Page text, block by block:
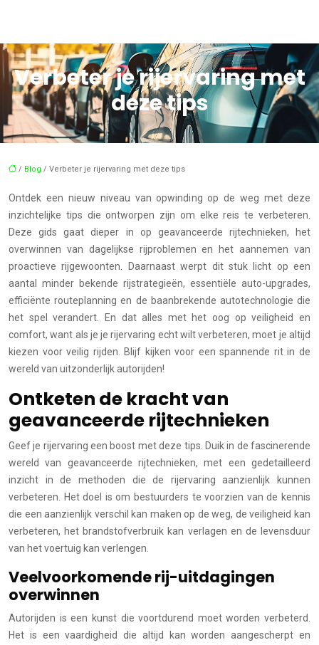
Verbeter je rijervaring met
deze tips
/ Blog / Verbeter je rijervaring met deze tips
Ontdek een nieuw niveau van opwinding op de weg met deze
inzichtelijke tips die ontworpen zijn om elke reis te verbeteren.
Deze gids gaat dieper in op geavanceerde rijtechnieken, het
overwinnen van dagelijkse rijproblemen en het aannemen van
proactieve rijgewoonten. Daarnaast werpt dit stuk licht op een
aantal minder bekende rijstrategieën, essentiële auto-upgrades,
efficiënte routeplanning en de baanbrekende autotechnologie die
het spel verandert. En dat alles met het oog op veiligheid en
comfort, want als je je rijervaring echt wilt verbeteren, moet je altijd
kiezen voor veilig rijden. Blijf kijken voor een spannende rit in de
wereld van uitzonderlijk autorijden!
Ontketen de kracht van
geavanceerde rijtechnieken
Geef je rijervaring een boost met deze tips. Duik in de fascinerende
wereld van geavanceerde rijtechnieken, met een gedetailleerd
inzicht in de methoden die de rijervaring aanzienlijk kunnen
verbeteren. Het doel is om bestuurders te voorzien van de kennis
die een aanzienlijk verschil kan maken op de weg, de veiligheid kan
verbeteren, het brandstofverbruik kan verlagen en de levensduur
van het voertuig kan verlengen.
Veelvoorkomende rij-uitdagingen
overwinnen
Autorijden is een kunst die voortdurend moet worden verbeterd.
Het is een vaardigheid die altijd kan worden aangescherpt en